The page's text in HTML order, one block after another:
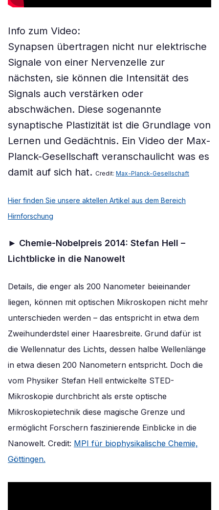
Info zum Video:
Synapsen übertragen nicht nur elektrische
Signale von einer Nervenzelle zur
nächsten, sie können die Intensität des
Signals auch verstärken oder
abschwächen. Diese sogenannte
synaptische Plastizität ist die Grundlage von
Lernen und Gedächtnis. Ein Video der Max-
Planck-Gesellschaft veranschaulicht was es
damit auf sich hat. Credit: Max-Planck-Gesellschaft
Hier finden Sie unsere aktellen Artikel aus dem Bereich
Hirnforschung
► Chemie-Nobelpreis 2014: Stefan Hell –
Lichtblicke in die Nanowelt
Details, die enger als 200 Nanometer beieinander
liegen, können mit optischen Mikroskopen nicht mehr
unterschieden werden – das entspricht in etwa dem
Zweihunderdstel einer Haaresbreite. Grund dafür ist
die Wellennatur des Lichts, dessen halbe Wellenlänge
in etwa diesen 200 Nanometern entspricht. Doch die
vom Physiker Stefan Hell entwickelte STED-
Mikroskopie durchbricht als erste optische
Mikroskopietechnik diese magische Grenze und
ermöglicht Forschern faszinierende Einblicke in die
Nanowelt. Credit: MPI für biophysikalische Chemie,
Göttingen.